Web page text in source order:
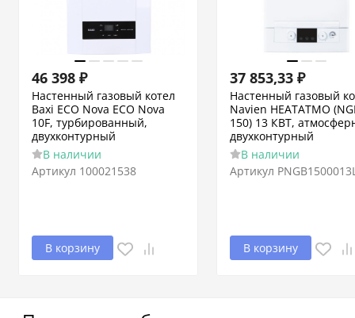
46 398 ₽
Настенный газовый котел
Baxi ECO Nova ECO Nova
10F, турбированный,
двухконтурный
В наличии
Артикул 100021538
В корзину
37 853,33 ₽
Настенный газовый
Navien HEATATMO
150) 13 КВТ,
двухконтурный
В наличии
Артикул
В корзину